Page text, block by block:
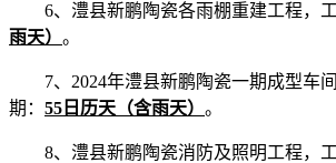
6、澧县新鹏陶瓷各雨棚重建工程，工
雨天） 。
7、2024年澧县新鹏陶瓷一期成型车
期： 55日历天（含雨天） 。
8、澧县新鹏陶瓷消防及照明工程，工